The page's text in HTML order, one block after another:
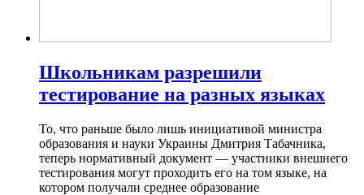
Школьникам разрешили
тестирование на разных языках
То, что раньше было лишь инициативой министра
образования и науки Украины Дмитрия Табачника,
теперь нормативный документ — участники внешнего
тестирования могут проходить его на том языке, на
котором получали среднее образование